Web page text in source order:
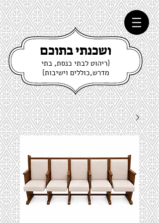
ושכנתי בתוכם
{ריהוט לבתי כנסת, בתי
מדרש,כוללים וישיבות}